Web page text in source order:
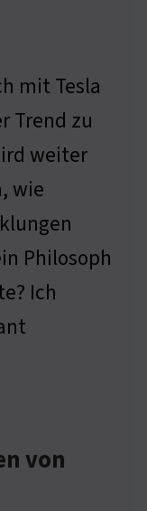
mit Tesla
Trend zu
weiter
wie
Philosoph
Ich
von